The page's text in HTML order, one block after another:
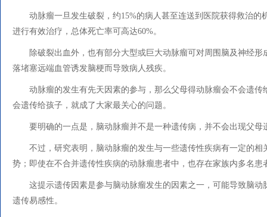
动脉瘤一旦发生破裂，约15%的病人甚至连送到医院获得救治的
进行有效治疗，总体死亡率可高达60%。
除破裂出血外，也有部分大型或巨大动脉瘤可对周围脑及神经
落堵塞远端血管诱发脑梗而导致病人残疾。
动脉瘤的发生有先天因素的参与，那么父母得动脉瘤会不会遗
会遗传给孩子，就成了大家最关心的问题。
要明确的一点是，脑动脉瘤并不是一种遗传病，并不会出现父母
不过，研究表明，脑动脉瘤的发生与一些遗传性疾病有一定的相
势；即使在不合并遗传性疾病的动脉瘤患者中，也存在家族内多名患
这提示遗传因素是参与脑动脉瘤发生的因素之一，可能导致脑
遗传易感性。